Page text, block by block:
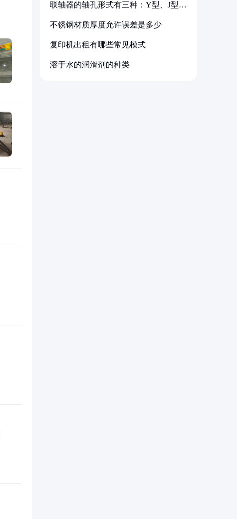
联轴器的轴孔形式有三种：Y型、J型、
不锈钢材质厚度允许误差是多少
复印机出租有哪些常见模式
溶于水的润滑剂的种类